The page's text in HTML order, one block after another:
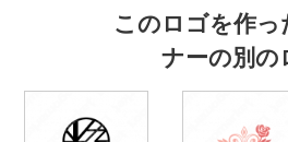
このロゴを作っ
ナーの別の